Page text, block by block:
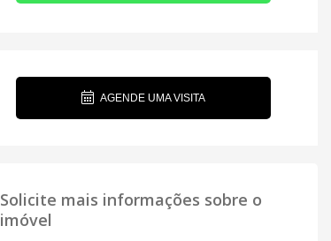
AGENDE UMA VISITA
Solicite mais informações sobre o
imóvel